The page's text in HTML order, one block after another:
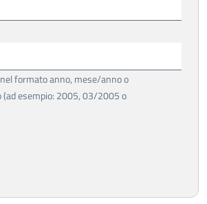
formato anno, mese/anno o
esempio: 2005, 03/2005 o